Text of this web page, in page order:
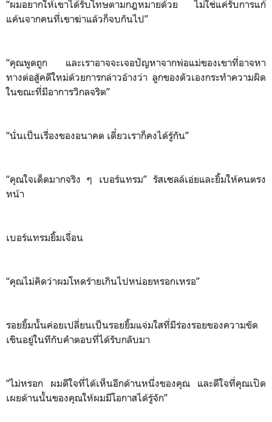
“ผมอยากให้เขาได้รับโทษตามกฎหมายด้วย ไม่ใช่แค่รับการแก้
แค้นจากคนที่เขาฆ่าแล้วก็จบกันไป”
“คุณพูดถูก และเราอาจจะเจอปัญหาจากพ่อแม่ของเขาที่อาจหา
ทางต่อสู้คดีใหม่ด้วยการกล่าวอ้างว่า ลูกของตัวเองกระทำความผิด
ในขณะที่มีอาการวิกลจริต”
“นั่นเป็นเรื่องของอนาคต เดี๋ยวเราก็คงได้รู้กัน”
“คุณใจเด็ดมากจริง ๆ เบอร์แทรม” รัสเซลล์เอ่ยและยิ้มให้คนตรง
หน้า
เบอร์แทรมยิ้มเจื่อน
“คุณไม่คิดว่าผมโหดร้ายเกินไปหน่อยหรอกเหรอ”
รอยยิ้มนั้นค่อยเปลี่ยนเป็นรอยยิ้มแจ่มใสที่มีร่องรอยของความขัด
เขินอยู่ในทีกับคำตอบที่ได้รับกลับมา
“ไม่หรอก ผมดีใจที่ได้เห็นอีกด้านหนึ่งของคุณ และดีใจที่คุณเปิด
เผยด้านนั้นของคุณให้ผมมีโอกาสได้รู้จัก”